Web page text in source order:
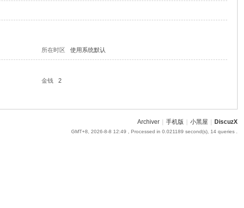
所在时区 使用系统默认
金钱
2
Archiver 手机版 小黑屋 DiscuzX
GMT+8, 2026-8-8 12:49 , Processed in 0.021189 second(s), 14 queries .